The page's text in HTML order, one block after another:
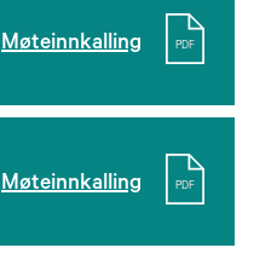
Møteinnkalling PDF
Møteinnkalling PDF